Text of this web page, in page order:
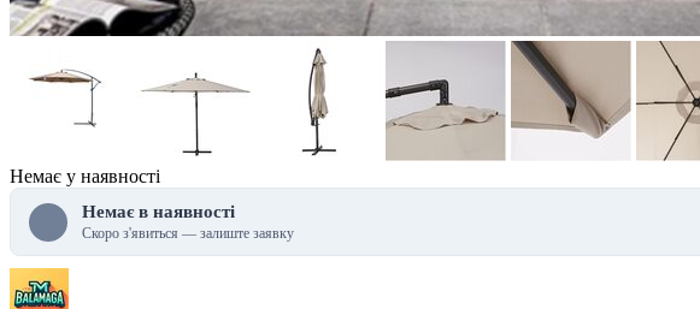
Немає у наявності
Немає в наявності
Скоро з'явиться — залиште заявку